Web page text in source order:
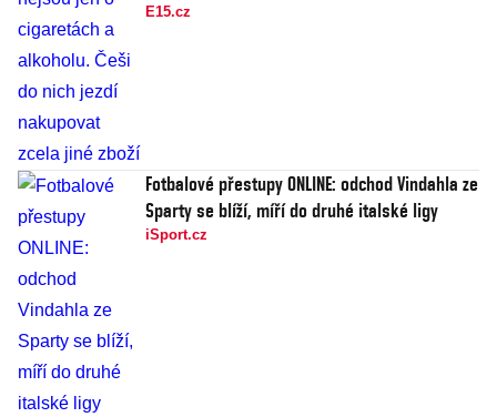
E15.cz
Fotbalové přestupy ONLINE: odchod Vindahla ze
Sparty se blíží, míří do druhé italské ligy
iSport.cz